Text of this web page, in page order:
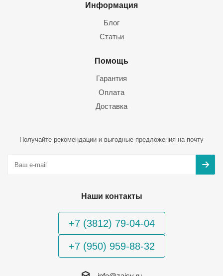
Информация
Блог
Статьи
Помощь
Гарантия
Оплата
Доставка
Получайте рекомендации и выгодные предложения на почту
Наши контакты
+7 (3812) 79-04-04
+7 (950) 959-88-32